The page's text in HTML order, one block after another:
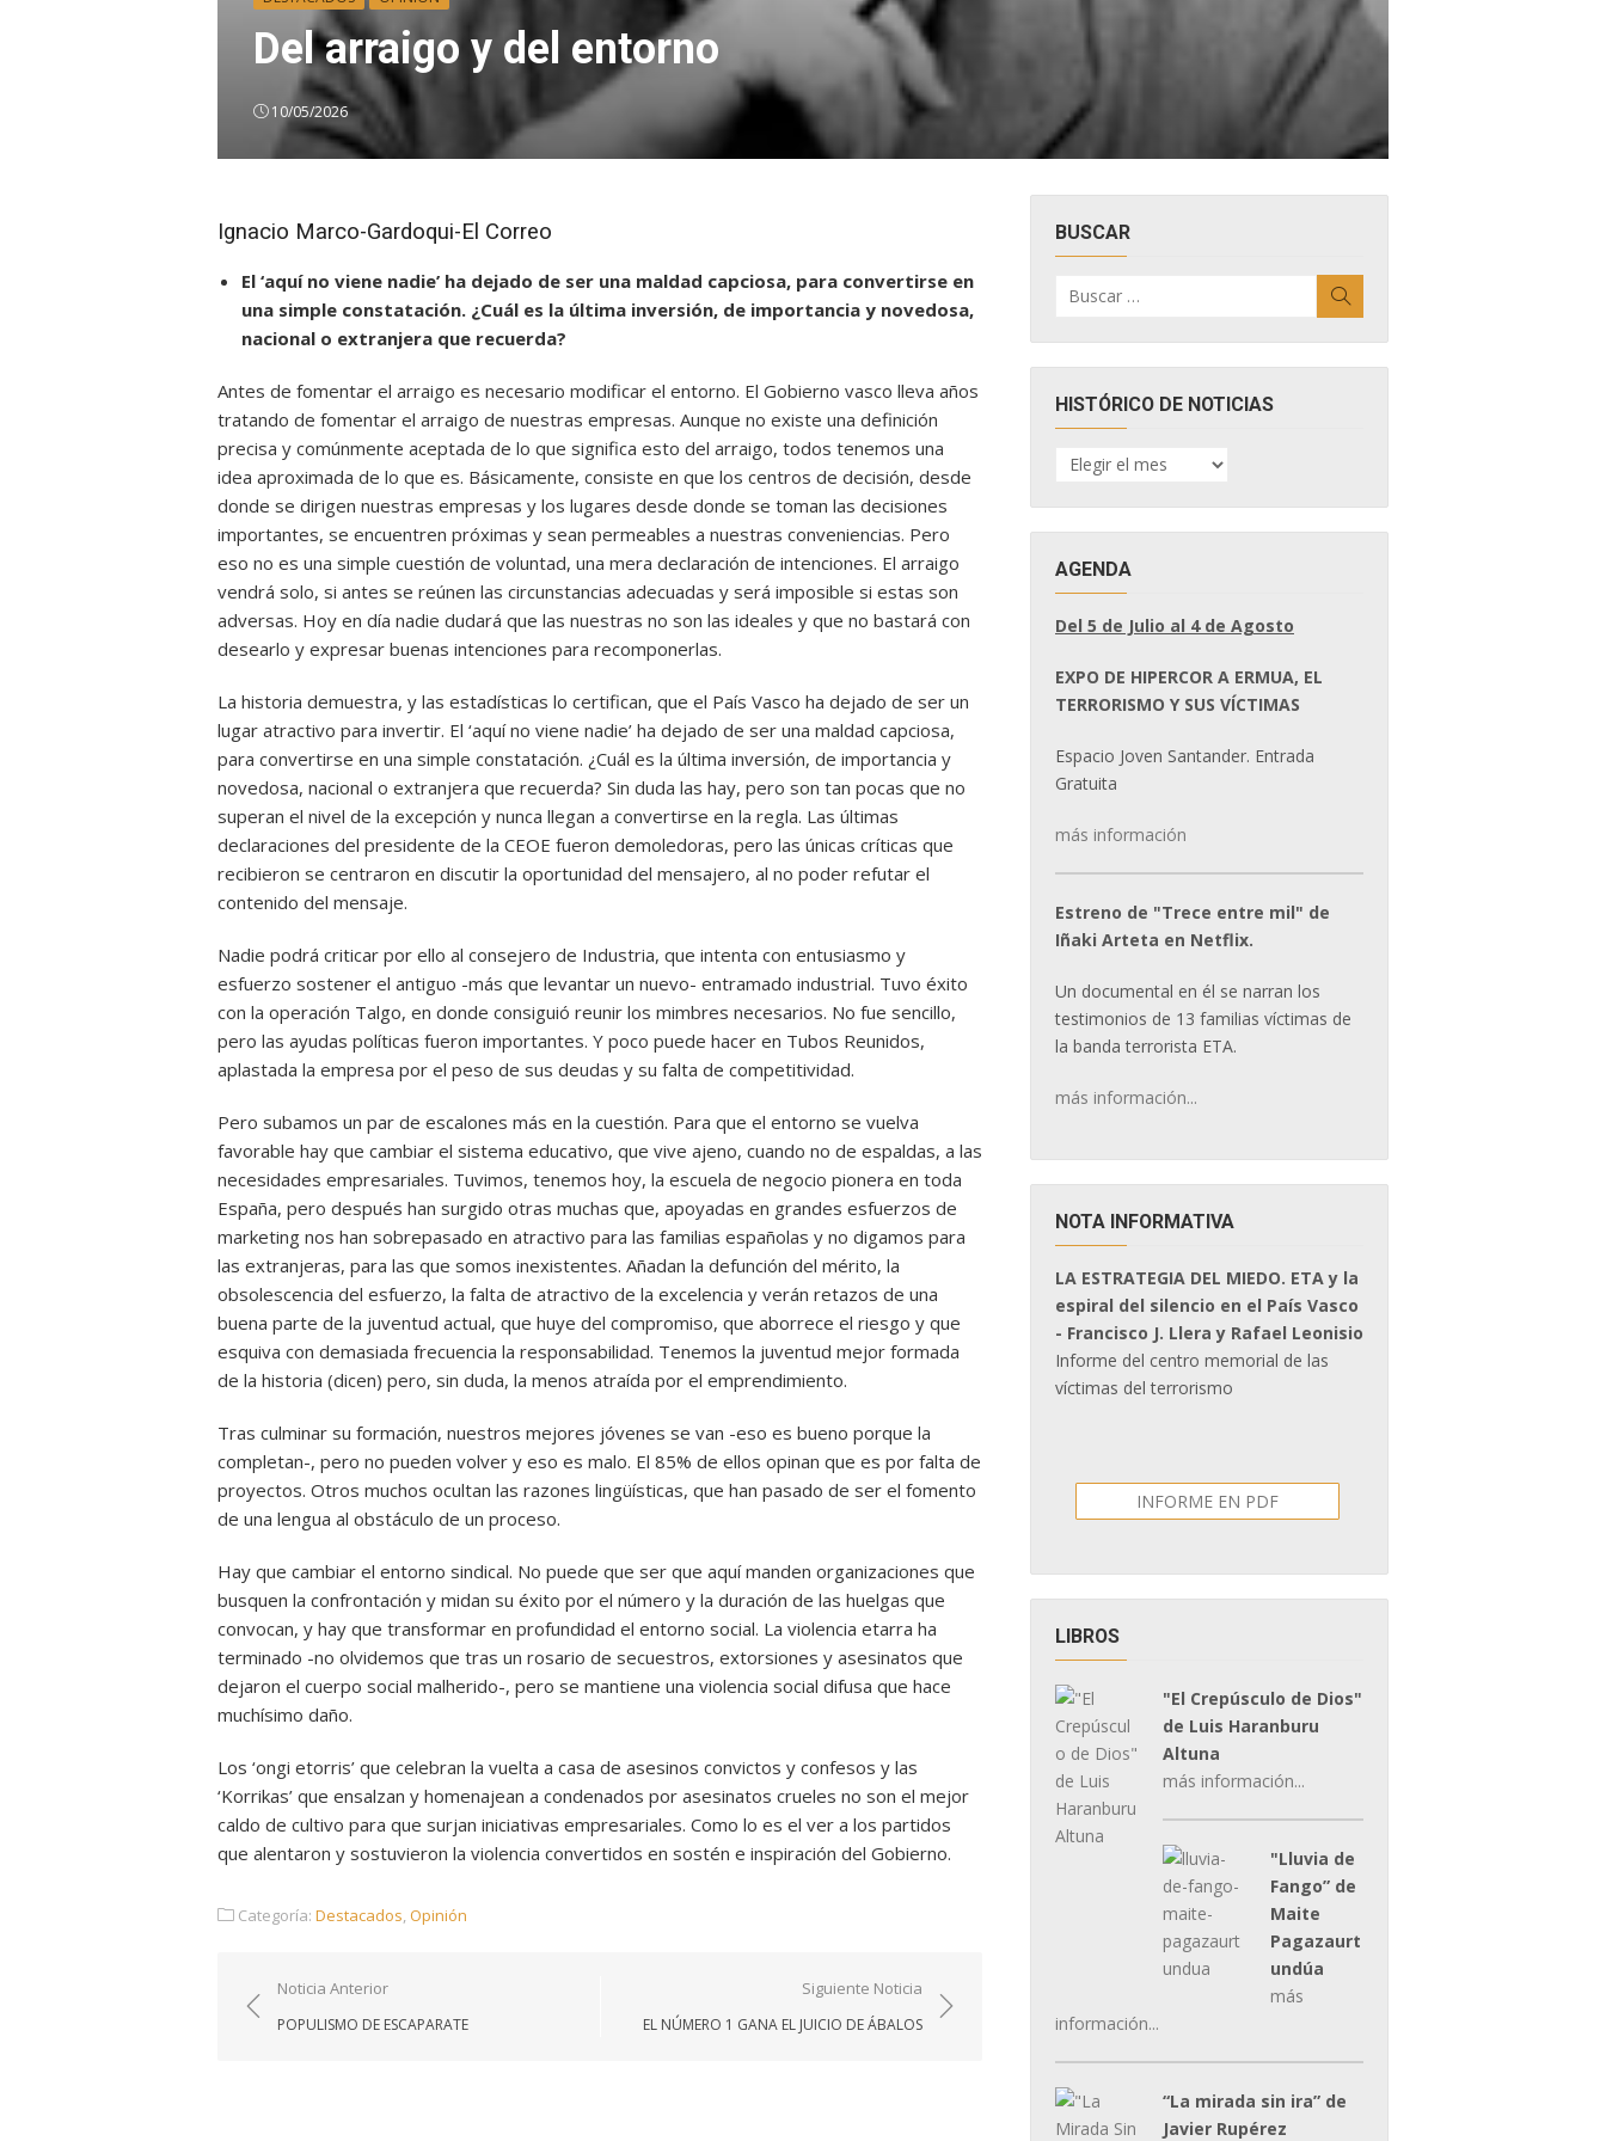
Del arraigo y del entorno
10/05/2026
Ignacio Marco-Gardoqui-El Correo
El ‘aquí no viene nadie’ ha dejado de ser una maldad capciosa, para convertirse en
una simple constatación. ¿Cuál es la última inversión, de importancia y novedosa,
nacional o extranjera que recuerda?
Antes de fomentar el arraigo es necesario modificar el entorno. El Gobierno vasco lleva años
tratando de fomentar el arraigo de nuestras empresas. Aunque no existe una definición
precisa y comúnmente aceptada de lo que significa esto del arraigo, todos tenemos una
idea aproximada de lo que es. Básicamente, consiste en que los centros de decisión, desde
donde se dirigen nuestras empresas y los lugares desde donde se toman las decisiones
importantes, se encuentren próximas y sean permeables a nuestras conveniencias. Pero
eso no es una simple cuestión de voluntad, una mera declaración de intenciones. El arraigo
vendrá solo, si antes se reúnen las circunstancias adecuadas y será imposible si estas son
adversas. Hoy en día nadie dudará que las nuestras no son las ideales y que no bastará con
desearlo y expresar buenas intenciones para recomponerlas.
La historia demuestra, y las estadísticas lo certifican, que el País Vasco ha dejado de ser un
lugar atractivo para invertir. El ‘aquí no viene nadie’ ha dejado de ser una maldad capciosa,
para convertirse en una simple constatación. ¿Cuál es la última inversión, de importancia y
novedosa, nacional o extranjera que recuerda? Sin duda las hay, pero son tan pocas que no
superan el nivel de la excepción y nunca llegan a convertirse en la regla. Las últimas
declaraciones del presidente de la CEOE fueron demoledoras, pero las únicas críticas que
recibieron se centraron en discutir la oportunidad del mensajero, al no poder refutar el
contenido del mensaje.
Nadie podrá criticar por ello al consejero de Industria, que intenta con entusiasmo y
esfuerzo sostener el antiguo -más que levantar un nuevo- entramado industrial. Tuvo éxito
con la operación Talgo, en donde consiguió reunir los mimbres necesarios. No fue sencillo,
pero las ayudas políticas fueron importantes. Y poco puede hacer en Tubos Reunidos,
aplastada la empresa por el peso de sus deudas y su falta de competitividad.
Pero subamos un par de escalones más en la cuestión. Para que el entorno se vuelva
favorable hay que cambiar el sistema educativo, que vive ajeno, cuando no de espaldas, a las
necesidades empresariales. Tuvimos, tenemos hoy, la escuela de negocio pionera en toda
España, pero después han surgido otras muchas que, apoyadas en grandes esfuerzos de
marketing nos han sobrepasado en atractivo para las familias españolas y no digamos para
las extranjeras, para las que somos inexistentes. Añadan la defunción del mérito, la
obsolescencia del esfuerzo, la falta de atractivo de la excelencia y verán retazos de una
buena parte de la juventud actual, que huye del compromiso, que aborrece el riesgo y que
esquiva con demasiada frecuencia la responsabilidad. Tenemos la juventud mejor formada
de la historia (dicen) pero, sin duda, la menos atraída por el emprendimiento.
Tras culminar su formación, nuestros mejores jóvenes se van -eso es bueno porque la
completan-, pero no pueden volver y eso es malo. El 85% de ellos opinan que es por falta de
proyectos. Otros muchos ocultan las razones lingüísticas, que han pasado de ser el fomento
de una lengua al obstáculo de un proceso.
Hay que cambiar el entorno sindical. No puede que ser que aquí manden organizaciones que
busquen la confrontación y midan su éxito por el número y la duración de las huelgas que
convocan, y hay que transformar en profundidad el entorno social. La violencia etarra ha
terminado -no olvidemos que tras un rosario de secuestros, extorsiones y asesinatos que
dejaron el cuerpo social malherido-, pero se mantiene una violencia social difusa que hace
muchísimo daño.
Los ‘ongi etorris’ que celebran la vuelta a casa de asesinos convictos y confesos y las
‘Korrikas’ que ensalzan y homenajean a condenados por asesinatos crueles no son el mejor
caldo de cultivo para que surjan iniciativas empresariales. Como lo es el ver a los partidos
que alentaron y sostuvieron la violencia convertidos en sostén e inspiración del Gobierno.
Categoría: Destacados,Opinión
Navegación
de
Noticia Anterior
POPULISMO DE ESCAPARATE
Siguiente Noticia
EL NÚMERO 1 GANA EL JUICIO DE ÁBALOS
BUSCAR
por:
HISTÓRICO DE NOTICIAS
HISTÓRICO
DE
AGENDA
Del 5 de Julio al 4 de Agosto
EXPO DE HIPERCOR A ERMUA, EL
TERRORISMO Y SUS VÍCTIMAS
Espacio Joven Santander. Entrada
Gratuita
más información
Estreno de "Trece entre mil" de
Iñaki Arteta en Netflix.
Un documental en él se narran los
testimonios de 13 familias víctimas de
la banda terrorista ETA.
más información...
NOTA INFORMATIVA
LA ESTRATEGIA DEL MIEDO. ETA y la
espiral del silencio en el País Vasco
- Francisco J. Llera y Rafael Leonisio
Informe del centro memorial de las
víctimas del terrorismo
INFORME EN PDF
LIBROS
"El Crepúsculo de Dios"
de Luis Haranburu
Altuna
más información...
"Lluvia de
Fango” de
Maite
Pagazaurt
undúa
más
información...
“La mirada sin ira” de
Javier Rupérez